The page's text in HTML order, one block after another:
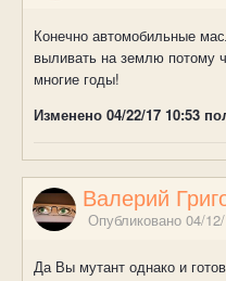
Конечно автомобильные
выливать на землю потому
многие годы!
Изменено 04/22/17 10:53
Валерий
Опубликовано 04/
Да Вы мутант однако и